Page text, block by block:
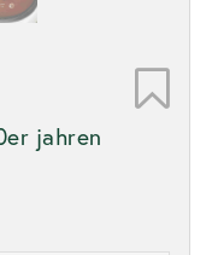
jahren